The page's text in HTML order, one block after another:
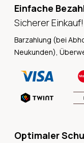
Einfache
Sicherer Einkauf!
Barzahlung (bei
Neukunden),
Optimaler